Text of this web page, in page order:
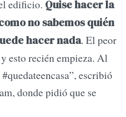
edificio. Quise hacer la
no sabemos quién
hacer nada. El peor
esto recién empieza. Al
escribió
donde pidió que se